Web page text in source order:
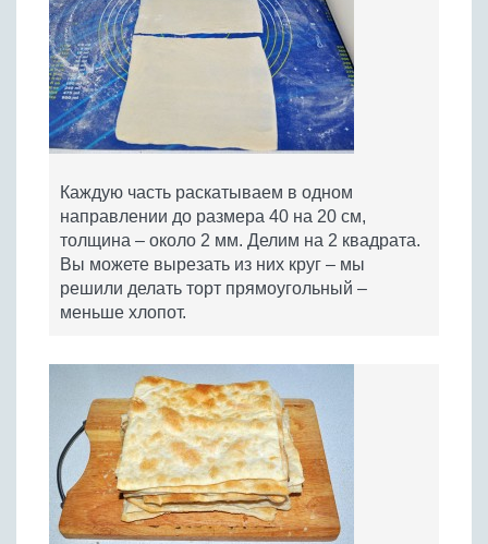
Каждую часть раскатываем в одном
направлении до размера 40 на 20 см,
толщина – около 2 мм. Делим на 2 квадрата.
Вы можете вырезать из них круг – мы
решили делать торт прямоугольный –
меньше хлопот.